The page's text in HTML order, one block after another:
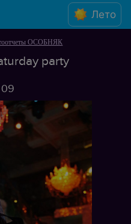
Лето
ОСОБНЯК
party